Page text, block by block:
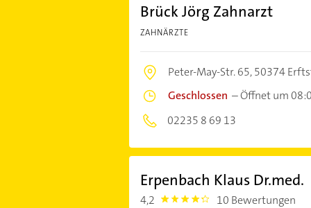
Brück Jörg Zahnarzt
ZAHNÄRZTE
Peter-May-Str. 65,50374
Geschlossen –Öffnet um
02235 8 69 13
Erpenbach Klaus Dr.med.
4,2 4.2000003 10 Bewertungen